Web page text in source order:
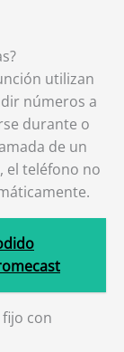
utilizan
números a
durante o
de un
el teléfono no
con